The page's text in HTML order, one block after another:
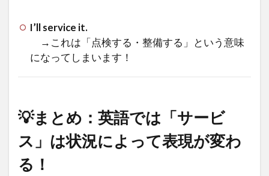
I’ll service it.
→これは「点検する・整備する」という意味
になってしまいます！
💡まとめ：英語では「サービ
ス」は状況によって表現が変わ
る！